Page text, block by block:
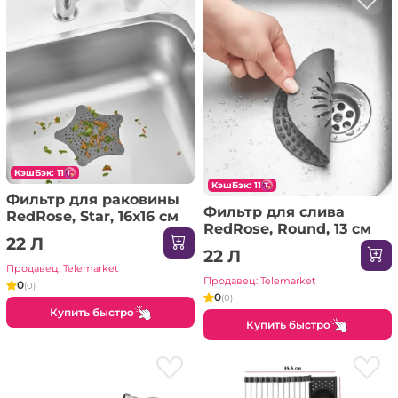
КэшБэк: 11
Фильтр для раковины
RedRose, Star, 16х16 см
22 Л
Продавец: Telemarket
0(0)
Купить быстро
КэшБэк: 11
Фильтр для слива
RedRose, Round, 13 см
22 Л
Продавец: Telemarket
0(0)
Купить быстро